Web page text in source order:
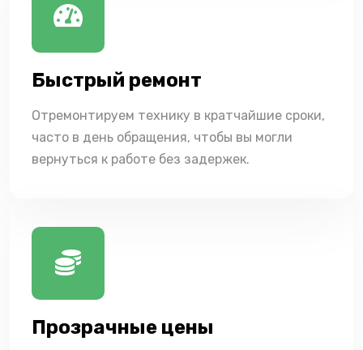
Быстрый ремонт
Отремонтируем технику в кратчайшие сроки,
часто в день обращения, чтобы вы могли
вернуться к работе без задержек.
Прозрачные цены